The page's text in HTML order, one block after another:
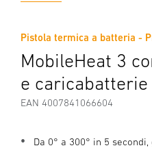
Pistola termica a batteria -
MobileHeat 3
e caricabatterie
EAN 4007841066604
Da 0° a 300° in 5